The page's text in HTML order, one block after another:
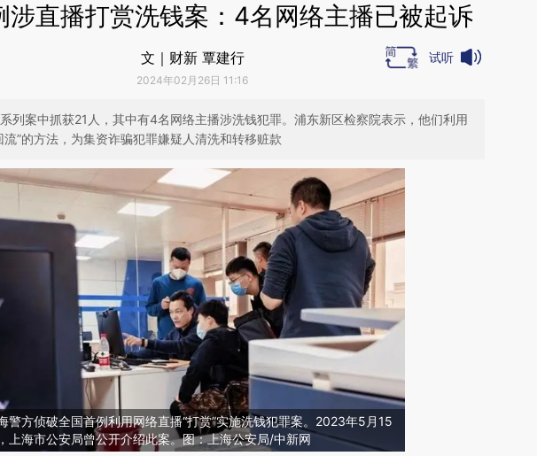
涉直播打赏洗钱案：4名网络主播已被起诉
文｜财新 覃建行
2024年02月26日 11:16
试听
系列案中抓获21人，其中有4名网络主播涉洗钱犯罪。浦东新区检察院表示，他们利用
流”的方法，为集资诈骗犯罪嫌疑人清洗和转移赃款
警方侦破全国首例利用网络直播“打赏”实施洗钱犯罪案。2023年5月15
上海市公安局曾公开介绍此案。图：上海公安局/中新网